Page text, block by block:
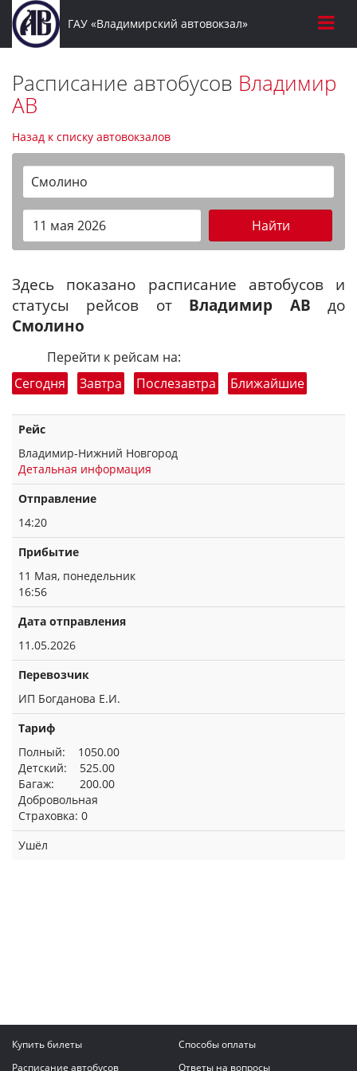
ГАУ «Владимирский автовокзал»
Расписание автобусов Владимир
АВ
Назад к списку автовокзалов
Смолино
Найти
Здесь показано расписание автобусов и
статусы рейсов от Владимир АВ до
Смолино
Перейти к рейсам на:
Сегодня
Завтра Послезавтра Ближайшие
Рейс
Владимир-Нижний Новгород
Детальная информация
Отправление
14:20
Прибытие
11 Мая, понедельник
16:56
Дата отправления
11.05.2026
Перевозчик
ИП Богданова Е.И.
Тариф
Полный: 1050.00
Детский: 525.00
Багаж: 200.00
Добровольная
Страховка: 0
Ушёл
Купить билеты
Способы оплаты
Расписание автобусов
Ответы на вопросы